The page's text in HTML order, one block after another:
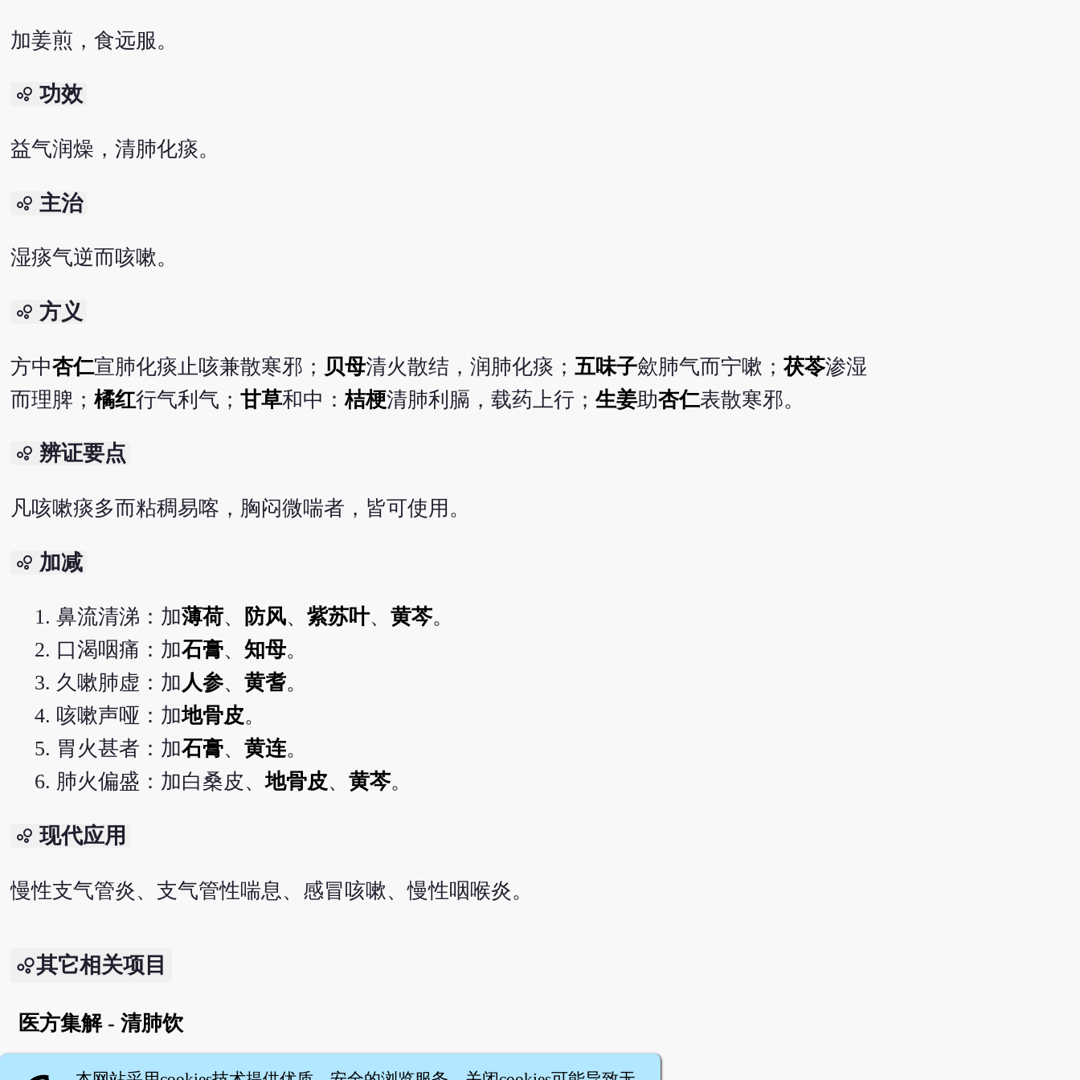
加姜煎，食远服。
bubble_chart 功效
益气润燥，清肺化痰。
bubble_chart 主治
湿痰气逆而咳嗽。
bubble_chart 方义
方中杏仁宣肺化痰止咳兼散寒邪； 贝母清火散结，润肺化痰； 五味子歛肺气而宁嗽； 茯苓渗湿
而理脾； 橘红行气利气； 甘草和中：桔梗清肺利膈，载药上行； 生姜助杏仁表散寒邪。
bubble_chart 辨证要点
凡咳嗽痰多而粘稠易喀，胸闷微喘者，皆可使用。
bubble_chart 加减
鼻流清涕：加薄荷、 防风、 紫苏叶、 黄芩。
口渴咽痛：加石膏、 知母。
久嗽肺虚：加人参、 黄耆。
咳嗽声哑：加地骨皮。
胃火甚者：加石膏、 黄连。
肺火偏盛：加白桑皮、地骨皮、 黄芩。
bubble_chart 现代应用
慢性支气管炎、支气管性喘息、感冒咳嗽、慢性咽喉炎。
其它相关项目
医方集解 - 清肺饮